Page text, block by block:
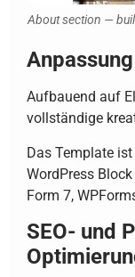
About section —
Aufbauend auf
vollständige
Das Template
WordPress
Form 7,
SEO- und